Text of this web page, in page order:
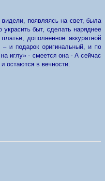
появляясь на свет, была
быт, сделать наряднее
дополненное аккуратной
и подарок оригинальный, и по
иглу» - смеется она - А сейчас
остаются в вечности.